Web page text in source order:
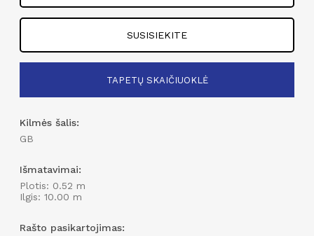
SUSISIEKITE
TAPETŲ SKAIČIUOKLĖ
Kilmės šalis:
GB
Išmatavimai:
Plotis: 0.52 m
Ilgis: 10.00 m
Rašto pasikartojimas: